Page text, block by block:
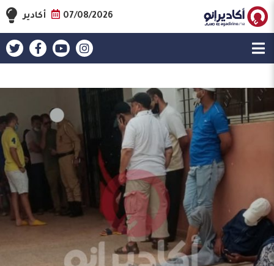
07/08/2026 أكادير